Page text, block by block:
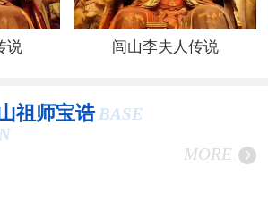
说 闾山李夫人传说
祖师宝诰 BASE
MORE